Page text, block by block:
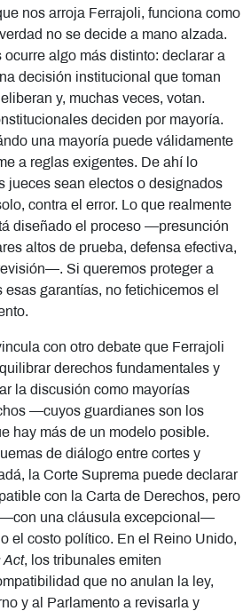
nos arroja Ferrajoli, funciona como
no se decide a mano alzada.
ocurre algo más distinto: declarar a
decisión institucional que toman
y, muchas veces, votan.
deciden por mayoría.
una mayoría puede válidamente
a reglas exigentes. De ahí lo
jueces sean electos o designados
contra el error. Lo que realmente
diseñado el proceso —presunción
altos de prueba, defensa efectiva,
Si queremos proteger a
esas garantías, no fetichicemos el
con otro debate que Ferrajoli
derechos fundamentales y
la discusión como mayorías
—cuyos guardianes son los
hay más de un modelo posible.
de diálogo entre cortes y
la Corte Suprema puede declarar
con la Carta de Derechos, pero
una cláusula excepcional—
el costo político. En el Reino Unido,
Act, los tribunales emiten
que no anulan la ley,
y al Parlamento a revisarla y